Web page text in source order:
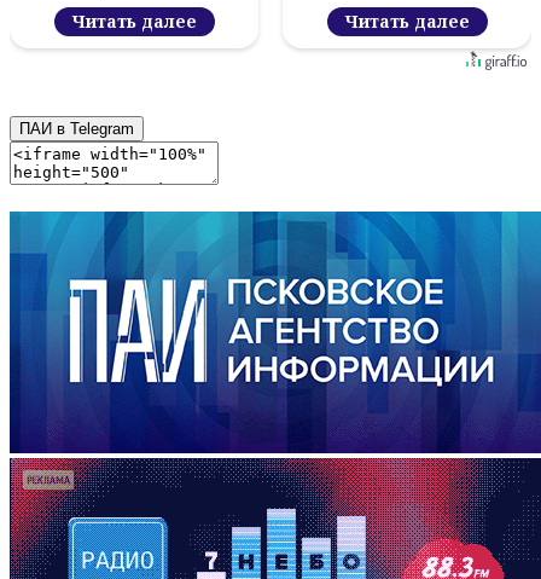
Читать далее Читать далее
ПАИ в Telegram